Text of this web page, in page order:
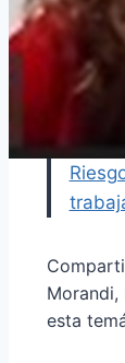
Morandi,
esta